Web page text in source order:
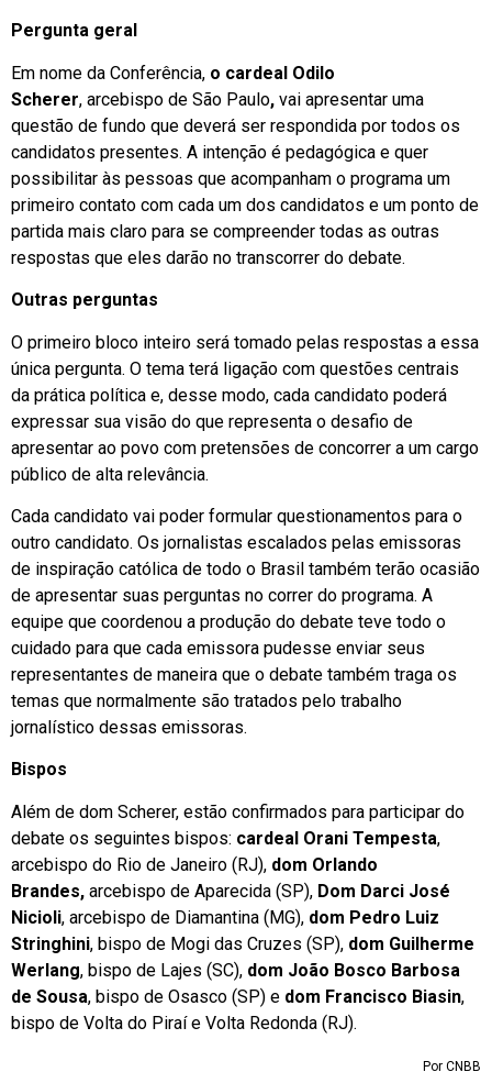
Pergunta geral
Em nome da Conferência, o cardeal Odilo
Scherer, arcebispo de São Paulo, vai apresentar uma
questão de fundo que deverá ser respondida por todos os
candidatos presentes. A intenção é pedagógica e quer
possibilitar às pessoas que acompanham o programa um
primeiro contato com cada um dos candidatos e um ponto de
partida mais claro para se compreender todas as outras
respostas que eles darão no transcorrer do debate.
Outras perguntas
O primeiro bloco inteiro será tomado pelas respostas a essa
única pergunta. O tema terá ligação com questões centrais
da prática política e, desse modo, cada candidato poderá
expressar sua visão do que representa o desafio de
apresentar ao povo com pretensões de concorrer a um cargo
público de alta relevância.
Cada candidato vai poder formular questionamentos para o
outro candidato. Os jornalistas escalados pelas emissoras
de inspiração católica de todo o Brasil também terão ocasião
de apresentar suas perguntas no correr do programa. A
equipe que coordenou a produção do debate teve todo o
cuidado para que cada emissora pudesse enviar seus
representantes de maneira que o debate também traga os
temas que normalmente são tratados pelo trabalho
jornalístico dessas emissoras.
Bispos
Além de dom Scherer, estão confirmados para participar do
debate os seguintes bispos: cardeal Orani Tempesta,
arcebispo do Rio de Janeiro (RJ), dom Orlando
Brandes, arcebispo de Aparecida (SP), Dom Darci José
Nicioli, arcebispo de Diamantina (MG), dom Pedro Luiz
Stringhini, bispo de Mogi das Cruzes (SP), dom Guilherme
Werlang, bispo de Lajes (SC), dom João Bosco Barbosa
de Sousa, bispo de Osasco (SP) e dom Francisco Biasin,
bispo de Volta do Piraí e Volta Redonda (RJ).
Por CNBB